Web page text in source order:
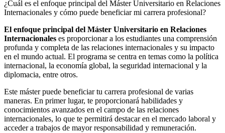
¿Cuál es el enfoque principal del Máster Universitario en Relaciones
Internacionales y cómo puede beneficiar mi carrera profesional?
El enfoque principal del Máster Universitario en Relaciones
Internacionales es proporcionar a los estudiantes una comprensión
profunda y completa de las relaciones internacionales y su impacto
en el mundo actual. El programa se centra en temas como la política
internacional, la economía global, la seguridad internacional y la
diplomacia, entre otros.
Este máster puede beneficiar tu carrera profesional de varias
maneras. En primer lugar, te proporcionará habilidades y
conocimientos avanzados en el campo de las relaciones
internacionales, lo que te permitirá destacar en el mercado laboral y
acceder a trabajos de mayor responsabilidad y remuneración.